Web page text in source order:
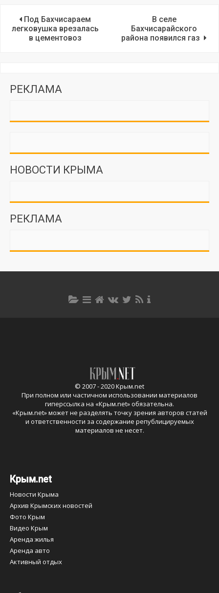
Под Бахчисараем
легковушка врезалась
в цементовоз
В селе
Бахчисарайского
района появился газ
РЕКЛАМА
НОВОСТИ КРЫМА
РЕКЛАМА
© 2007 - 2020 Крым.net
При полном или частичном использовании материалов
гиперссылка на «Крым.net» обязательна.
«Крым.net» может не разделять точку зрения авторов статей
и ответственности за содержание републицируемых
материалов не несет.
Крым.net
Новости Крыма
Архив Крымских новостей
Фото Крым
Видео Крым
Аренда жилья
Аренда авто
Активный отдых